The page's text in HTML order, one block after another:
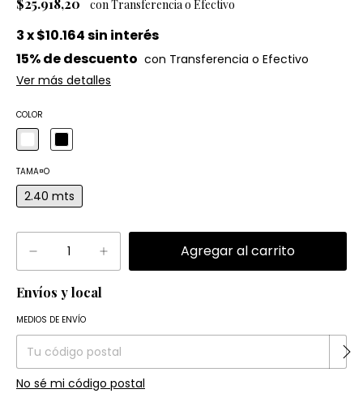
$25.918,20
3x$10.164sin interés
15% de descuento
Ver más detalles
COLOR
TAMA¤O
2.40 mts
Envíos y local
Entregas para el CP:
MEDIOS DE ENVÍO
No sé mi código postal